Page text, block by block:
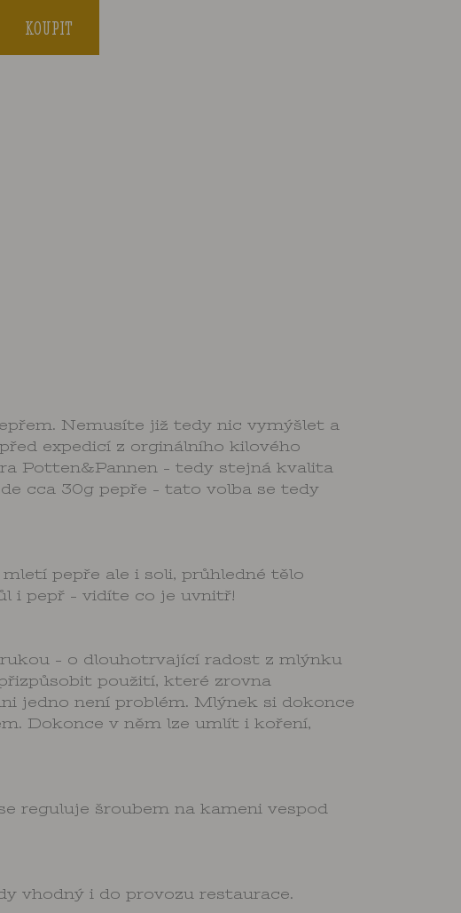
KOUPIT
Nemusíte již tedy nic vymýšlet a
expedicí z orginálního kilového
Potten&Pannen - tedy stejná kvalita
cca 30g pepře - tato volba se tedy
pepře ale i soli, průhledné tělo
i pepř - vidíte co je uvnitř!
- o dlouhotrvající radost z mlýnku
použití, které zrovna
jedno není problém. Mlýnek si dokonce
Dokonce v něm lze umlít i koření,
reguluje šroubem na kameni vespod
vhodný i do provozu restaurace.